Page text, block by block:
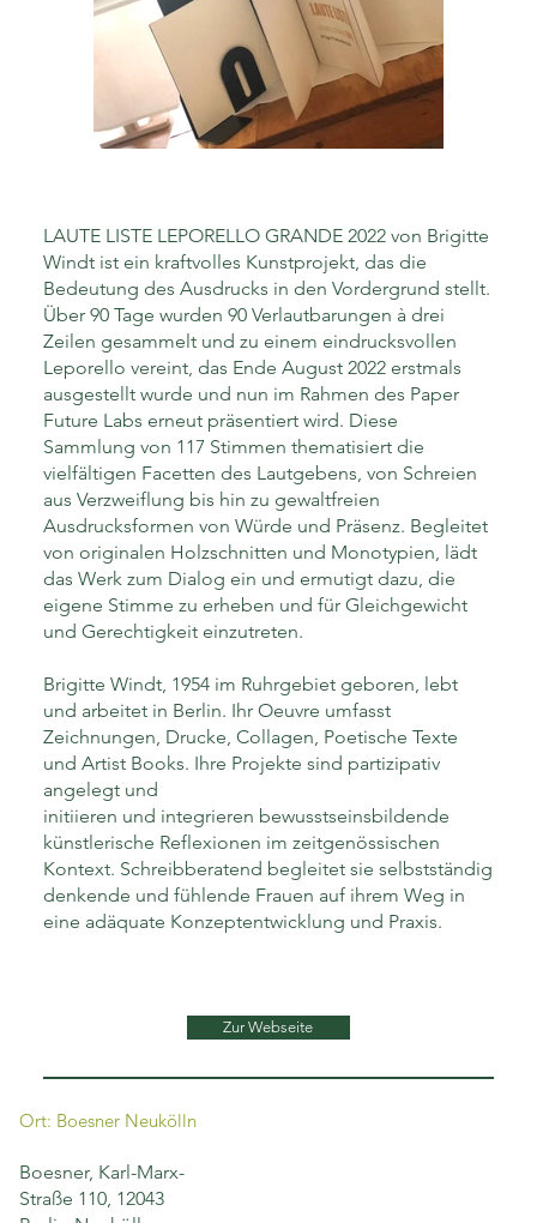
LAUTE LISTE LEPORELLO GRANDE 2022 von Brigitte
Windt ist ein kraftvolles Kunstprojekt, das die
Bedeutung des Ausdrucks in den Vordergrund stellt.
Über 90 Tage wurden 90 Verlautbarungen à drei
Zeilen gesammelt und zu einem eindrucksvollen
Leporello vereint, das Ende August 2022 erstmals
ausgestellt wurde und nun im Rahmen des Paper
Future Labs erneut präsentiert wird. Diese
Sammlung von 117 Stimmen thematisiert die
vielfältigen Facetten des Lautgebens, von Schreien
aus Verzweiflung bis hin zu gewaltfreien
Ausdrucksformen von Würde und Präsenz. Begleitet
von originalen Holzschnitten und Monotypien, lädt
das Werk zum Dialog ein und ermutigt dazu, die
eigene Stimme zu erheben und für Gleichgewicht
und Gerechtigkeit einzutreten.
Brigitte Windt, 1954 im Ruhrgebiet geboren, lebt
und arbeitet in Berlin. Ihr Oeuvre umfasst
Zeichnungen, Drucke, Collagen, Poetische Texte
und Artist Books. Ihre Projekte sind partizipativ
angelegt und
initiieren und integrieren bewusstseinsbildende
künstlerische Reflexionen im zeitgenössischen
Kontext. Schreibberatend begleitet sie selbstständig
denkende und fühlende Frauen auf ihrem Weg in
eine adäquate Konzeptentwicklung und Praxis.
Zur Webseite
Ort: Boesner Neukölln
Boesner, Karl-Marx-
Straße 110, 12043